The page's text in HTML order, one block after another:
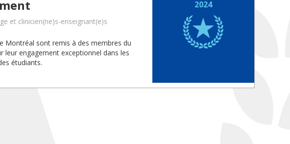
et clinicien(ne)s-enseignant(e)s
Montréal sont remis à des membres du
leur engagement exceptionnel dans les
étudiants.
2024